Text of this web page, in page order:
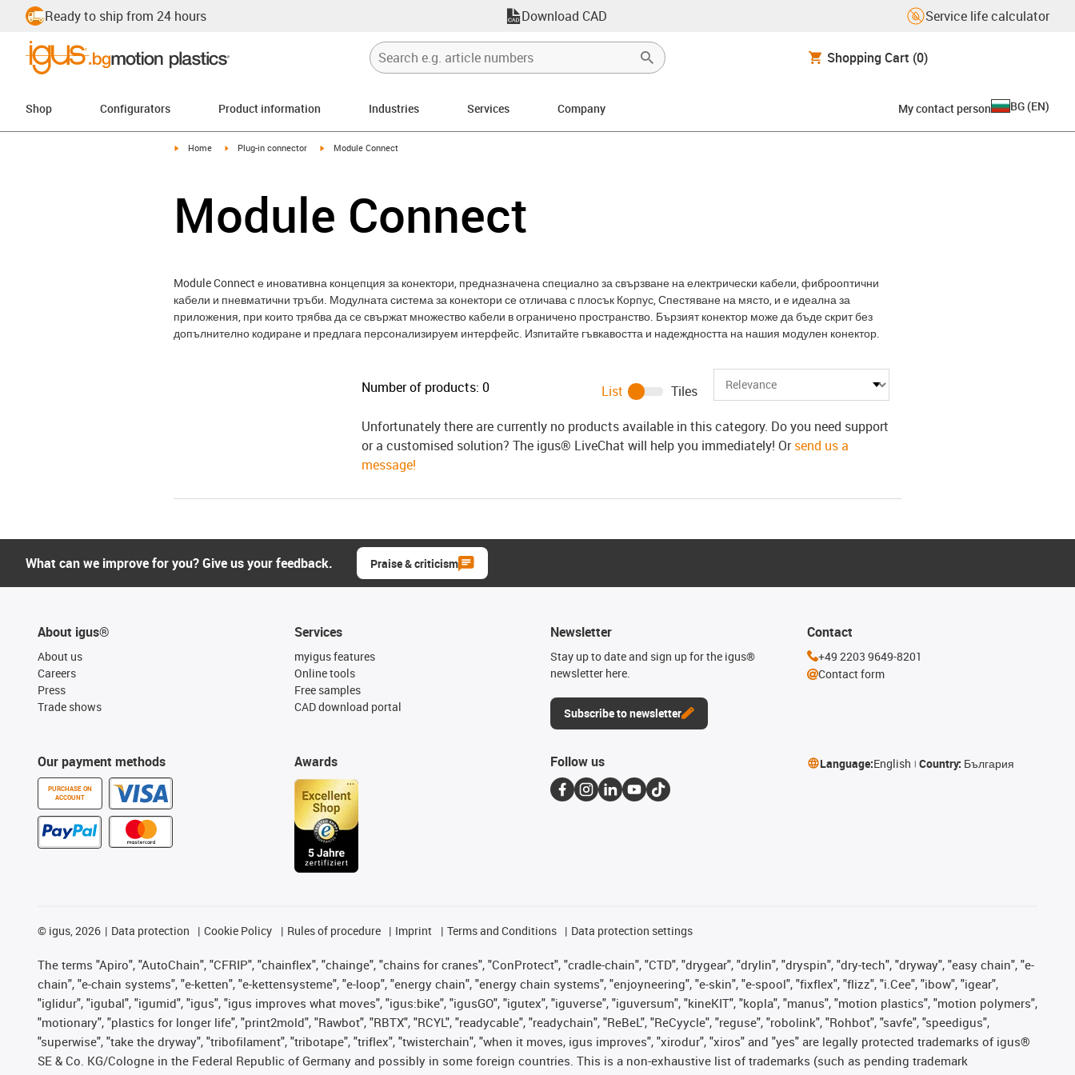
Ready to ship from 24 hours Download CAD Service life calculator
Shopping Cart (0)
Shop Configurators Product information Industries Services Company My contact person BG (EN)
igus-icon-arrow-right
Home igus-icon-arrow-right
Plug-in connector igus-icon-arrow-right
Module Connect
Module Connect
Module Connect е иновативна концепция за конектори, предназначена специално за свързване на електрически кабели, фиброоптични
кабели и пневматични тръби. Модулната система за конектори се отличава с плосък Корпус, Спестяване на място, и е идеална за
приложения, при които трябва да се свържат множество кабели в ограничено пространство. Бързият конектор може да бъде скрит без
допълнително кодиране и предлага персонализируем интерфейс. Изпитайте гъвкавостта и надеждността на нашия модулен конектор.
Number of products: 0 List
Tiles
Unfortunately there are currently no products available in this category. Do you need support
or a customised solution? The igus® LiveChat will help you immediately! Orsend us a
message!
What can we improve for you? Give us your feedback. Praise & criticism
About igus®
About us
Careers
Press
Trade shows
Our payment methods
PURCHASE ON
ACCOUNT
Services
myigus features
Online tools
Free samples
CAD download portal
Awards
Newsletter
Stay up to date and sign up for the igus®
newsletter here.
Subscribe to newsletter
Contact
+49 2203 9649-8201
Contact form
Follow us Language:English Country: България
© igus, 2026 Data protection Cookie Policy Rules of procedure Imprint Terms and Conditions Data protection settings
The terms "Apiro", "AutoChain", "CFRIP", "chainflex", "chainge", "chains for cranes", "ConProtect", "cradle-chain", "CTD", "drygear", "drylin", "dryspin", "dry-tech", "dryway", "easy chain", "e-
chain", "e-chain systems", "e-ketten", "e-kettensysteme", "e-loop", "energy chain", "energy chain systems", "enjoyneering", "e-skin", "e-spool", "fixflex", "flizz", "i.Cee", "ibow", "igear",
"iglidur", "igubal", "igumid", "igus", "igus improves what moves", "igus:bike", "igusGO", "igutex", "iguverse", "iguversum", "kineKIT", "kopla", "manus", "motion plastics", "motion polymers",
"motionary", "plastics for longer life", "print2mold", "Rawbot", "RBTX", "RCYL", "readycable", "readychain", "ReBeL", "ReCyycle", "reguse", "robolink", "Rohbot", "savfe", "speedigus",
"superwise", "take the dryway", "tribofilament", "tribotape", "triflex", "twisterchain", "when it moves, igus improves", "xirodur", "xiros" and "yes" are legally protected trademarks of igus®
SE & Co. KG/Cologne in the Federal Republic of Germany and possibly in some foreign countries. This is a non-exhaustive list of trademarks (such as pending trademark